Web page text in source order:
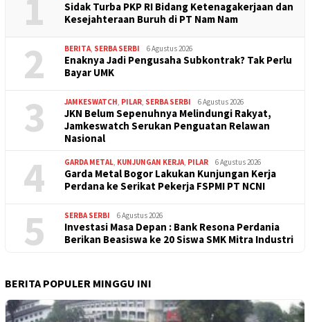
Sidak Turba PKP RI Bidang Ketenagakerjaan dan
Kesejahteraan Buruh di PT Nam Nam
2 BERITA, SERBA SERBI 6 Agustus 2026
Enaknya Jadi Pengusaha Subkontrak? Tak Perlu
Bayar UMK
3 JAMKESWATCH, PILAR, SERBA SERBI 6 Agustus 2026
JKN Belum Sepenuhnya Melindungi Rakyat,
Jamkeswatch Serukan Penguatan Relawan
Nasional
4 GARDA METAL, KUNJUNGAN KERJA, PILAR 6 Agustus 2026
Garda Metal Bogor Lakukan Kunjungan Kerja
Perdana ke Serikat Pekerja FSPMI PT NCNI
5 SERBA SERBI 6 Agustus 2026
Investasi Masa Depan : Bank Resona Perdania
Berikan Beasiswa ke 20 Siswa SMK Mitra Industri
BERITA POPULER MINGGU INI